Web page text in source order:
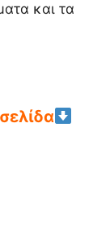
και τα